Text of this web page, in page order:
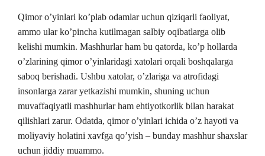
Qimor o’yinlari ko’plab odamlar uchun qiziqarli faoliyat,
ammo ular ko’pincha kutilmagan salbiy oqibatlarga olib
kelishi mumkin. Mashhurlar ham bu qatorda, ko’p hollarda
o’zlarining qimor o’yinlaridagi xatolari orqali boshqalarga
saboq berishadi. Ushbu xatolar, o’zlariga va atrofidagi
insonlarga zarar yetkazishi mumkin, shuning uchun
muvaffaqiyatli mashhurlar ham ehtiyotkorlik bilan harakat
qilishlari zarur. Odatda, qimor o’yinlari ichida o’z hayoti va
moliyaviy holatini xavfga qo’yish – bunday mashhur shaxslar
uchun jiddiy muammo.